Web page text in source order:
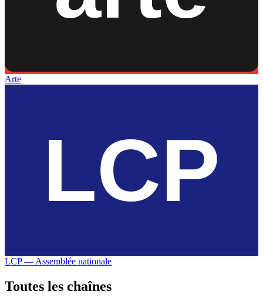
Arte
LCP — Assemblée nationale
Toutes les chaînes